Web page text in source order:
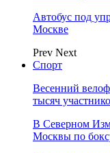
Автобус под
Москве
Prev Next
Спорт
Весенний
тысяч
В Северном
Москвы по